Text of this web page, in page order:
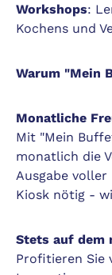
Workshops:
Kochens und
Warum "Mein
Monatliche
Mit "Mein
monatlich die
Ausgabe
Kiosk nötig -
Stets auf dem
Profitieren Sie